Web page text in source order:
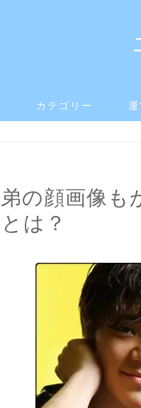
カテゴリー
の顔画像も
は？